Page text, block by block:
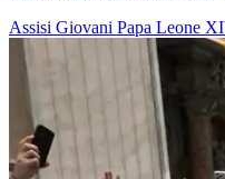
Assisi Giovani Papa Leone